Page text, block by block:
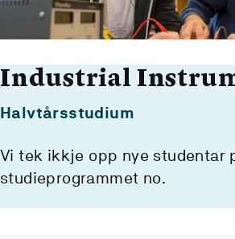
Industrial
Halvtårsstudium
Vi tek ikkje opp nye studentar
studieprogrammet no.